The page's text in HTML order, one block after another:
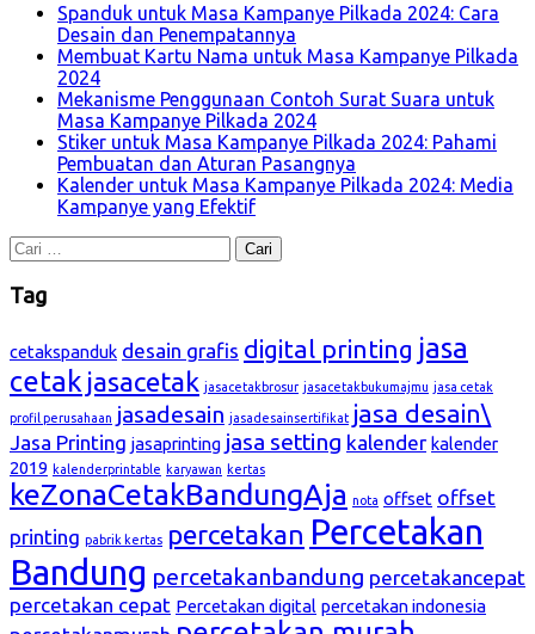
Spanduk untuk Masa Kampanye Pilkada 2024: Cara
Desain dan Penempatannya
Membuat Kartu Nama untuk Masa Kampanye Pilkada
2024
Mekanisme Penggunaan Contoh Surat Suara untuk
Masa Kampanye Pilkada 2024
Stiker untuk Masa Kampanye Pilkada 2024: Pahami
Pembuatan dan Aturan Pasangnya
Kalender untuk Masa Kampanye Pilkada 2024: Media
Kampanye yang Efektif
Cari
untuk:
Tag
cetakspanduk desain grafis digital printing jasa
cetak jasacetak jasacetakbrosur jasacetakbukumajmu jasa cetak
profil perusahaan jasadesain jasadesainsertifikat jasa desain\
Jasa Printing jasaprinting jasa setting kalender kalender
2019 kalenderprintable karyawan kertas
keZonaCetakBandungAja nota offset offset
printing pabrik kertas percetakan Percetakan
Bandung percetakanbandung percetakancepat
percetakan cepat Percetakan digital percetakan indonesia